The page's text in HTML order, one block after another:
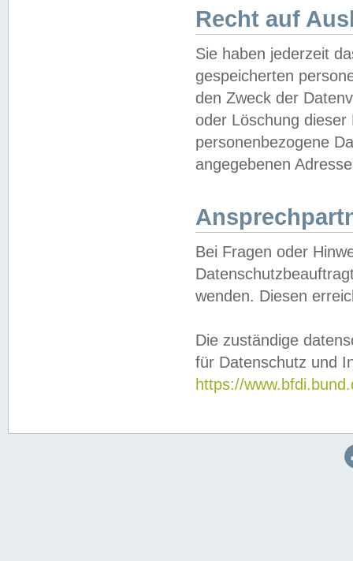
Recht auf
Sie haben jederzeit
gespeicherten
den Zweck der
oder Löschung
personenbezogene
angegebenen
Bei Fragen oder
wenden. Diesen
Die zuständige
für Datenschutz und
https://